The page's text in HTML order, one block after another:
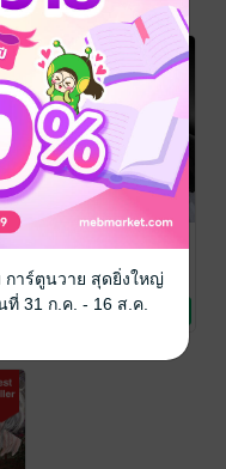
น
เกิดใหม่เป็นเบ๊
Plengsor/ คุณพลิน
/ plengsor
นิยายวาย Boy
การ์ตูนวาย สุดยิ่งใหญ่
31 ก.ค. - 16 ส.ค.